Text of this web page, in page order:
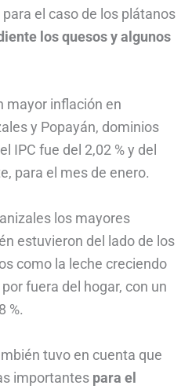
el caso de los plátanos
los quesos y algunos
mayor inflación en
y Popayán, dominios
IPC fue del 2,02 % y del
para el mes de enero.
los mayores
estuvieron del lado de los
como la leche creciendo
fuera del hogar, con un
%.
tuvo en cuenta que
importantes para el